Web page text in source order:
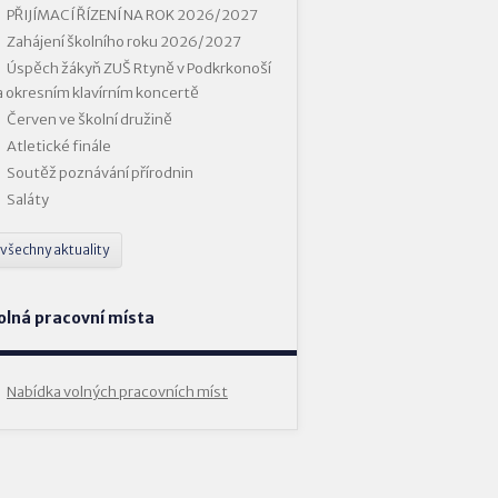
PŘIJÍMACÍ ŘÍZENÍ NA ROK 2026/2027
Zahájení školního roku 2026/2027
Úspěch žákyň ZUŠ Rtyně v Podkrkonoší
okresním klavírním koncertě
Červen ve školní družině
Atletické finále
Soutěž poznávání přírodnin
Saláty
všechny aktuality
pracovní místa
Nabídka volných pracovních míst